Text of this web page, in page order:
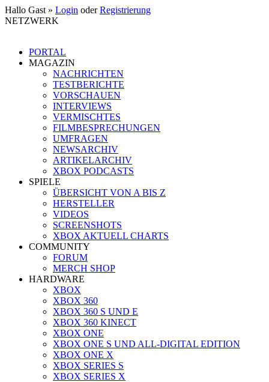
Hallo Gast » Login oderRegistrierung
NETZWERK
PORTAL
MAGAZIN
NACHRICHTEN
TESTBERICHTE
VORSCHAUEN
INTERVIEWS
VERMISCHTES
FILMBESPRECHUNGEN
UMFRAGEN
NEWSARCHIV
ARTIKELARCHIV
XBOX PODCASTS
SPIELE
ÜBERSICHT VON A BIS Z
HERSTELLER
VIDEOS
SCREENSHOTS
XBOX AKTUELL CHARTS
COMMUNITY
FORUM
MERCH SHOP
HARDWARE
XBOX
XBOX 360
XBOX 360 S UND E
XBOX 360 KINECT
XBOX ONE
XBOX ONE S UND ALL-DIGITAL EDITION
XBOX ONE X
XBOX SERIES S
XBOX SERIES X